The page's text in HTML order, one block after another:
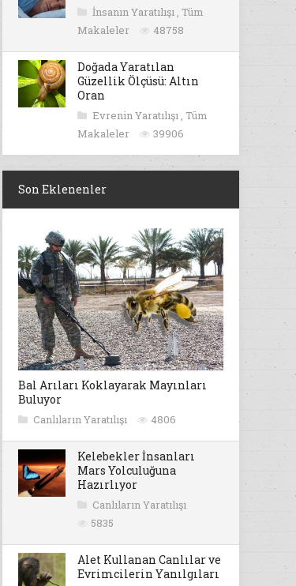
İnsanın Yaratılışı , Tüm
Makaleler
48758
Doğada Yaratılan
Güzellik Ölçüsü: Altın
Oran
Evrenin Yaratılışı , Tüm
Makaleler
39906
Son Eklenenler
Bal Arıları Koklayarak Mayınları
Buluyor
Canlıların Yaratılışı 4806
Kelebekler İnsanları
Mars Yolculuğuna
Hazırlıyor
Canlıların Yaratılışı
5835
Alet Kullanan Canlılar ve
Evrimcilerin Yanılgıları